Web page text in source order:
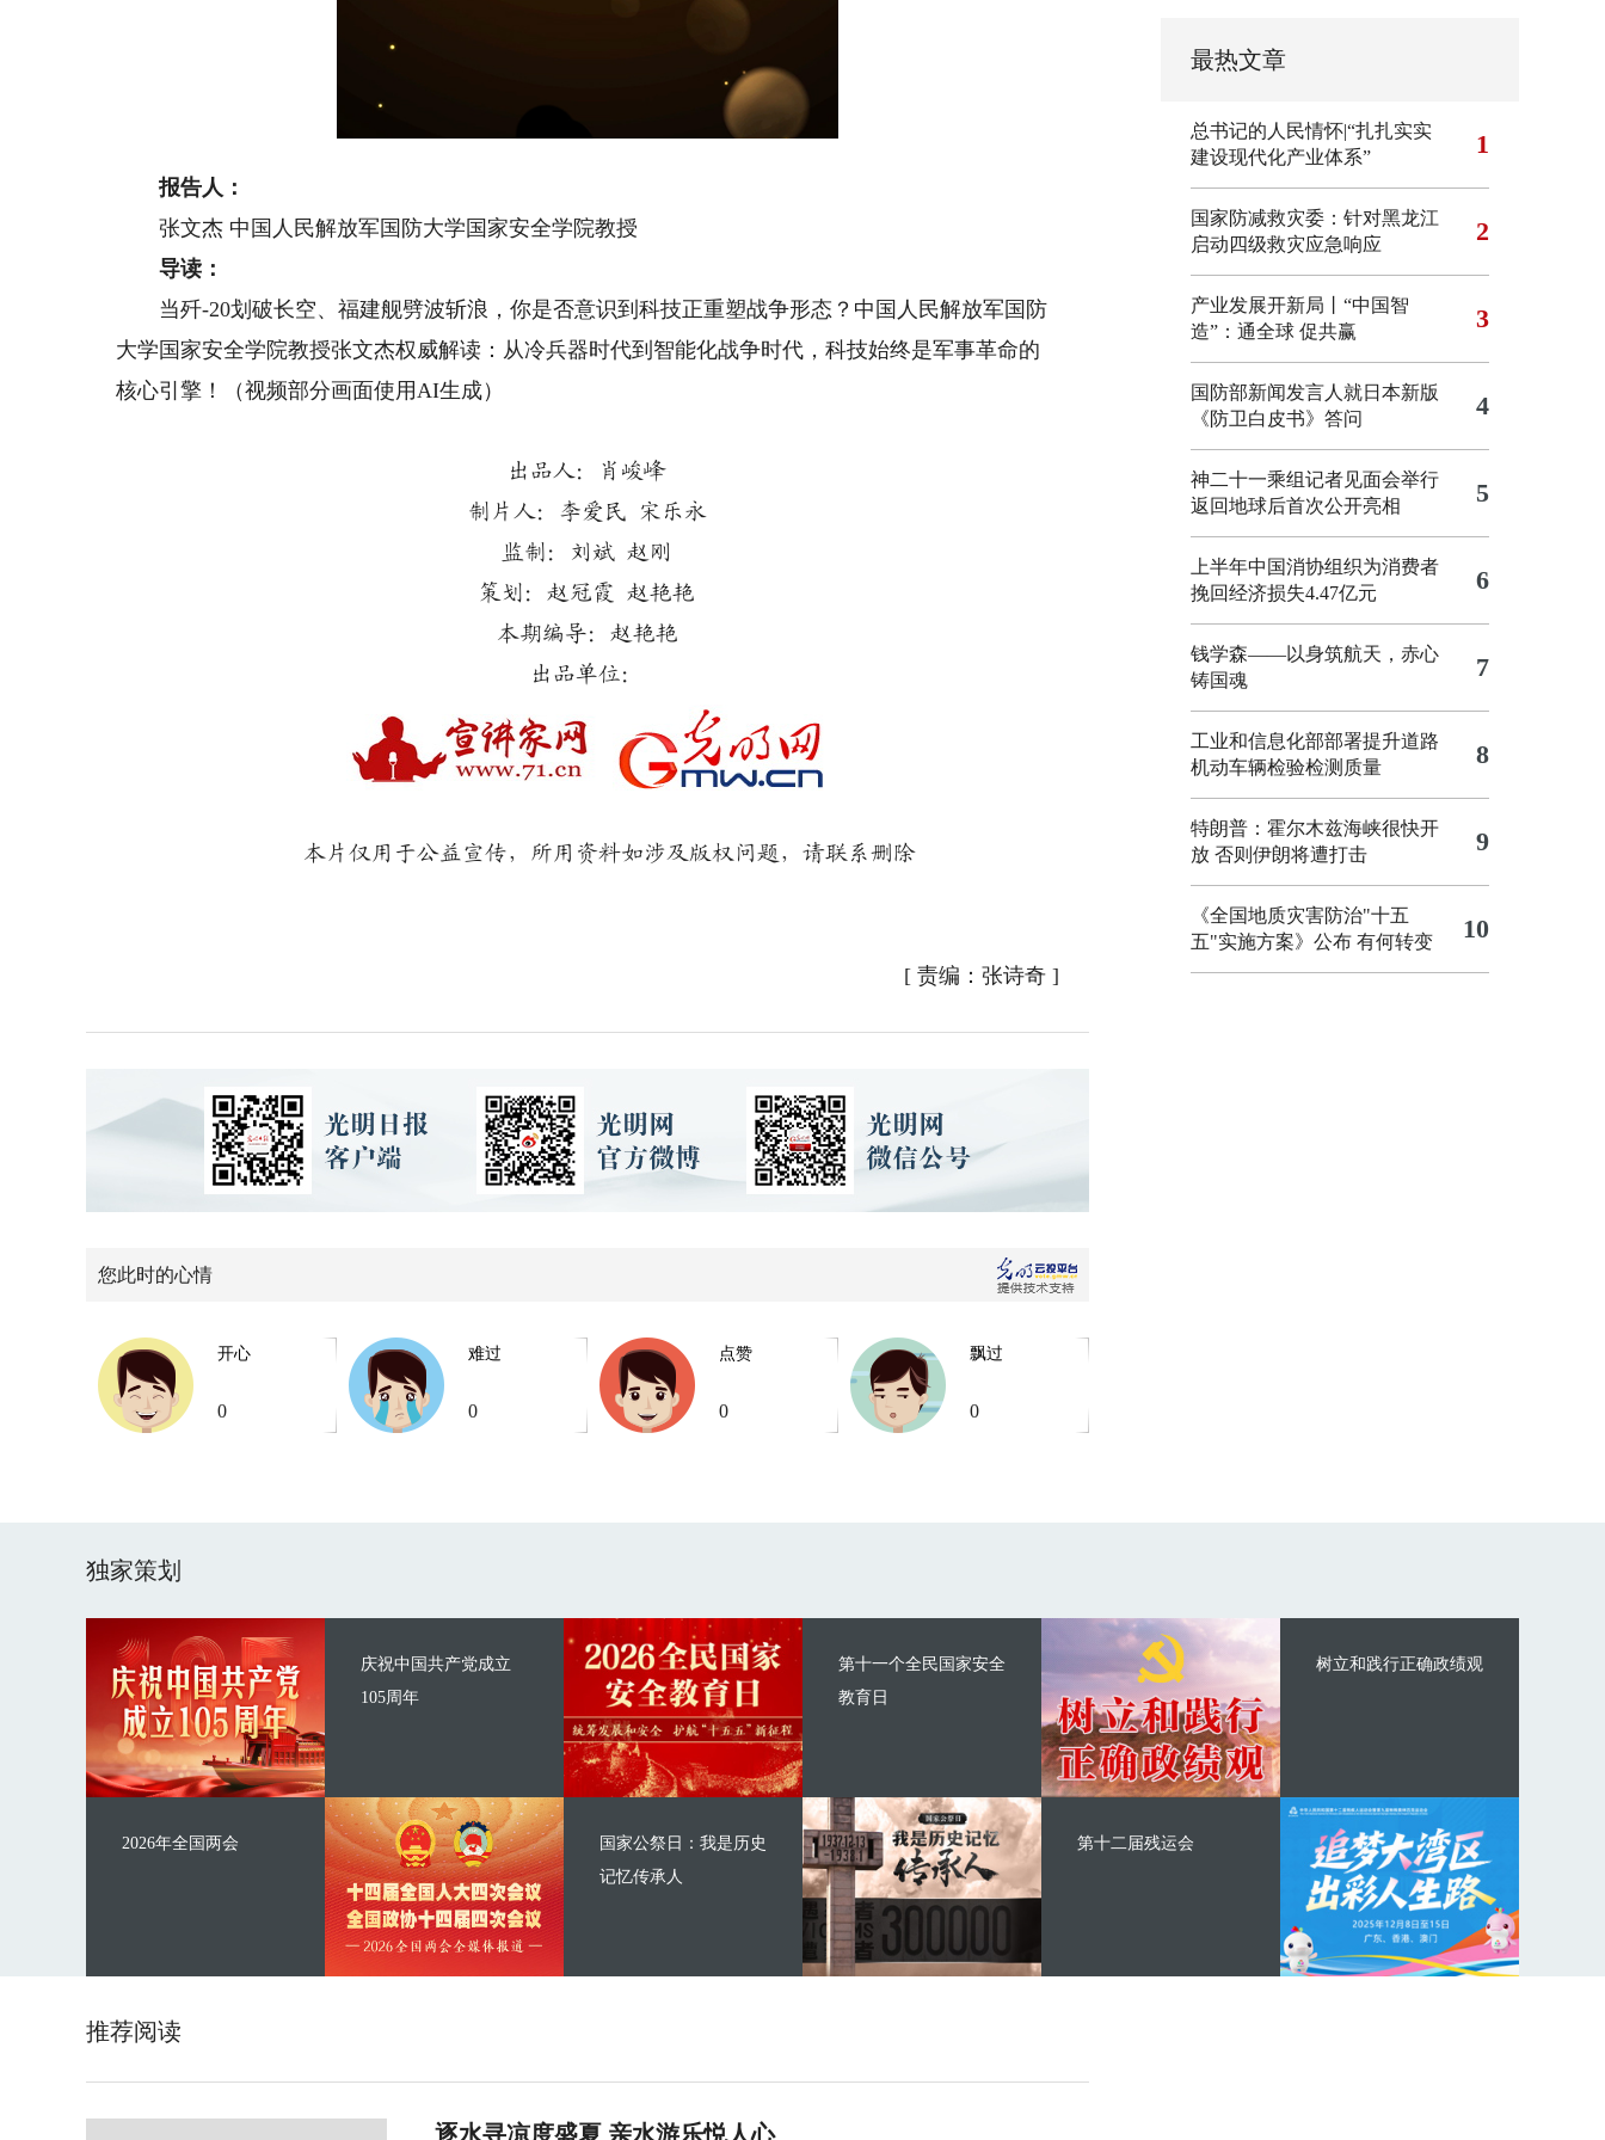
报告人：
张文杰 中国人民解放军国防大学国家安全学院教授
导读：
当歼-20划破长空、福建舰劈波斩浪，你是否意识到科技正重塑战争形态？中国人民解放军国防
大学国家安全学院教授张文杰权威解读：从冷兵器时代到智能化战争时代，科技始终是军事革命的
核心引擎！（视频部分画面使用AI生成）
出品人：肖峻峰
制片人：李爱民 宋乐永
监制：刘斌 赵刚
策划：赵冠霞 赵艳艳
本期编导：赵艳艳
出品单位：
本片仅用于公益宣传，所用资料如涉及版权问题，请联系删除
[ 责编：张诗奇 ]
您此时的心情
开心
0
难过
0
点赞
0
飘过
0
最热文章
总书记的人民情怀|“扎扎实实
建设现代化产业体系”
1
国家防减救灾委：针对黑龙江
启动四级救灾应急响应
2
产业发展开新局丨“中国智
造”：通全球 促共赢
3
国防部新闻发言人就日本新版
《防卫白皮书》答问
4
神二十一乘组记者见面会举行
返回地球后首次公开亮相
5
上半年中国消协组织为消费者
挽回经济损失4.47亿元
6
钱学森——以身筑航天，赤心
铸国魂
7
工业和信息化部部署提升道路
机动车辆检验检测质量
8
特朗普：霍尔木兹海峡很快开
放 否则伊朗将遭打击
9
《全国地质灾害防治"十五
五"实施方案》公布 有何转变
10
独家策划
庆祝中国共产党成立
105周年
2026年全国两会
第十一个全民国家安全
教育日
国家公祭日：我是历史
记忆传承人
树立和践行正确政绩观
第十二届残运会
推荐阅读
逐水寻凉度盛夏 亲水游乐悦人心